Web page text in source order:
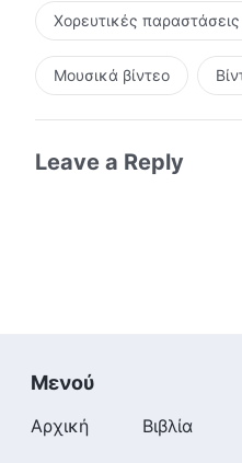
Χορευτικές
Μουσικά βίντεο
Leave a Reply
Μενού
Αρχική Βιβλία